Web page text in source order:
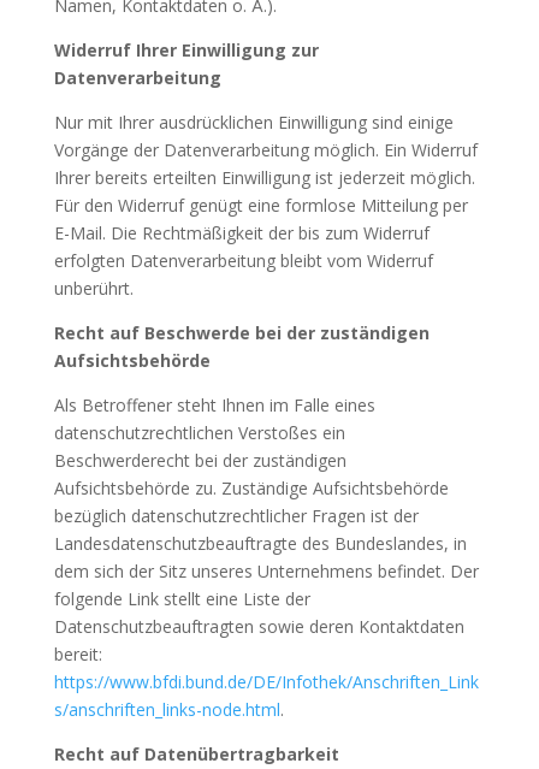
Namen, Kontaktdaten o. Ä.).
Widerruf Ihrer Einwilligung zur
Datenverarbeitung
Nur mit Ihrer ausdrücklichen Einwilligung sind einige
Vorgänge der Datenverarbeitung möglich. Ein Widerruf
Ihrer bereits erteilten Einwilligung ist jederzeit möglich.
Für den Widerruf genügt eine formlose Mitteilung per
E-Mail. Die Rechtmäßigkeit der bis zum Widerruf
erfolgten Datenverarbeitung bleibt vom Widerruf
unberührt.
Recht auf Beschwerde bei der zuständigen
Aufsichtsbehörde
Als Betroffener steht Ihnen im Falle eines
datenschutzrechtlichen Verstoßes ein
Beschwerderecht bei der zuständigen
Aufsichtsbehörde zu. Zuständige Aufsichtsbehörde
bezüglich datenschutzrechtlicher Fragen ist der
Landesdatenschutzbeauftragte des Bundeslandes, in
dem sich der Sitz unseres Unternehmens befindet. Der
folgende Link stellt eine Liste der
Datenschutzbeauftragten sowie deren Kontaktdaten
bereit:
https://www.bfdi.bund.de/DE/Infothek/Anschriften_Link
s/anschriften_links-node.html.
Recht auf Datenübertragbarkeit